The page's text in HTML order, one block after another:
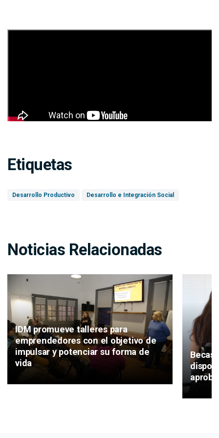
Etiquetas
Desarrollo Productivo Desarrollo e Integración Social
Noticias Relacionadas
IDM promueve talleres para
emprendedores con el objetivo de
impulsar y potenciar su forma de
vida
Becas